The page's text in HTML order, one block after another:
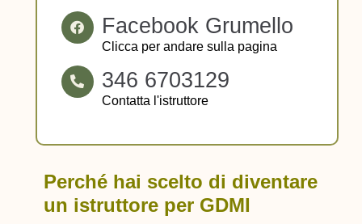
Facebook Grumello
Clicca per andare sulla pagina
346 6703129
Contatta l'istruttore
Perché hai scelto di diventare
un istruttore per GDMI